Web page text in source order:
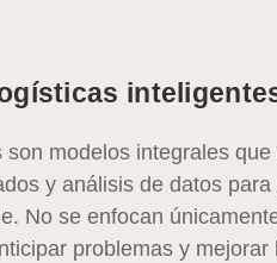
modelos integrales
y análisis de datos
No se enfocan
problemas y